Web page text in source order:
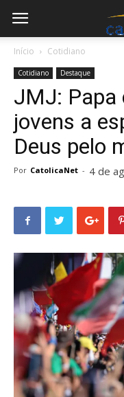
Início Cotidiano
Cotidiano Destaque
JMJ: Papa
jovens a
Deus pelo
Por CatolicaNet - 4 de